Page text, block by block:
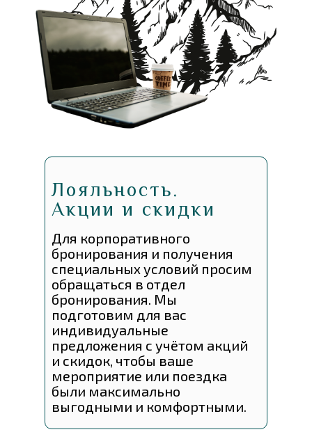
Для корпоративного
бронирования и получения
специальных условий просим
обращаться в отдел
бронирования. Мы
подготовим для вас
индивидуальные
предложения с учётом акций
и скидок, чтобы ваше
мероприятие или поездка
были максимально
выгодными и комфортными.
Лояльность.
Акции и скидки